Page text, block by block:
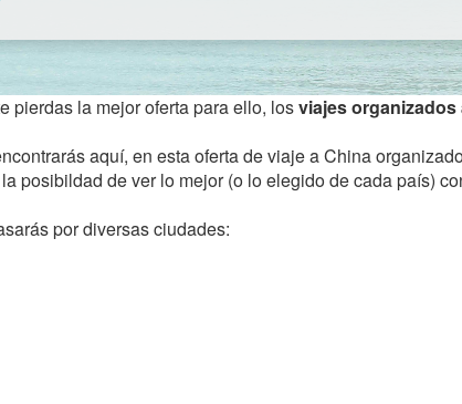
pierdas la mejor oferta para ello, losviajes organizados
aquí, en esta oferta de viaje a China
posibildad de ver lo mejor (o lo elegido de cada país)
por diversas ciudades: